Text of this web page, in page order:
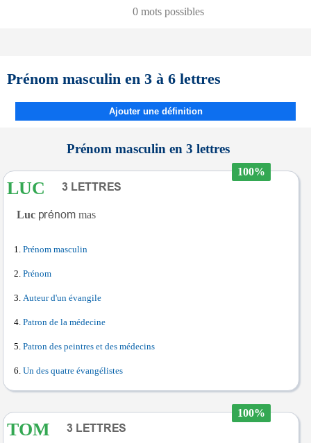
0 mots possibles
Prénom masculin en 3 à 6 lettres
Ajouter une définition
Prénom masculin en 3 lettres
100%
LUC
Luc mas
Prénom masculin
Prénom
Auteur d'un évangile
Patron de la médecine
Patron des peintres et des médecins
Un des quatre évangélistes
100%
TOM